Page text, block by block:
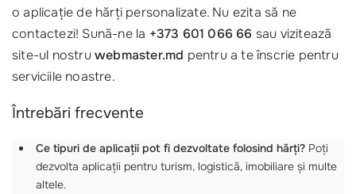
o aplicație de hărți personalizate. Nu ezita să ne
contactezi! Sună-ne la +373 601 066 66 sau vizitează
site-ul nostruwebmaster.md pentru a te înscrie pentru
serviciile noastre.
Întrebări frecvente
Ce tipuri de aplicații pot fi dezvoltate folosind hărți? Poți
dezvolta aplicații pentru turism, logistică, imobiliare și multe
altele.